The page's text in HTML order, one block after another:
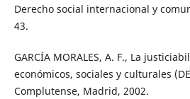
Derecho social internacional y
43.
GARCÍA MORALES, A. F., La
económicos, sociales y culturales
Complutense, Madrid, 2002.